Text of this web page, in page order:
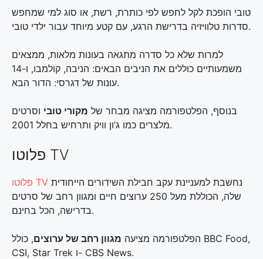
טובי הופכת לקל לחפש לפי כותרת, רשת, או סוג למי שמחפש
סדרות טלוויזיה בדרישת הרגע, עם קטע מיוחד עבור ילדי טובי.
למרות שלא כל סדרה מתגאה בעונות מלאות, ממצאים
משמעותיים כוללים את הניבים הבאים: הניבה, קולמבו, ו-14
עונות של דגרסי: הדור הבא.
בנוסף, הפלטפורמה מציגה מבחר של מקורי טובי וסרטים
מלצרים כמו ג’ון וויק ותרחיש בחלל 2001.
פלוטו TV
פלוטו TV
שלה, הכוללת מעל 250 ערוצים חיים ומגוון רחב של סרטים
בדרישה, הכל בחינם.
הפלטפורמה מציעה מגוון רחב של ערוצים, כולל BBC Food,
CSI, Star Trek ו- CBS News.